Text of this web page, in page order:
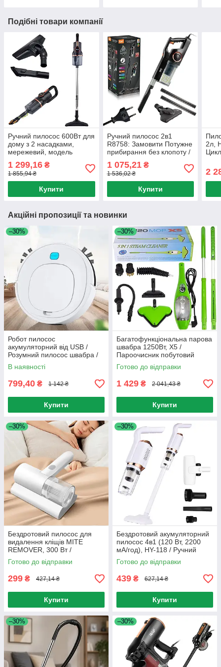
Подібні товари компанії
Ручний пилосос 600Вт для
дому з 2 насадками,
мережевий, модель
пилосос без мішка
1 299,16 ₴
1 855,94 ₴
Купити
Ручний пилосос 2в1
R8758: Замовити Потужне
прибирання без клопоту /
провідний / Пилосос без
мішка
1 075,21₴
1 536,02 ₴
Купити
2л,
2
Акційні пропозиції та новинки
–30%
Робот пилосос
акумуляторний від USB /
Розумний пилосос швабра /
Робот-прибиральник для
дому
В наявності
799,40 ₴ 1 142 ₴
Купити
–30%
Багатофункціональна парова
швабра 1250Вт, X5 /
Пароочисник побутовий
універсальний / Парова
швабра
Готово до відправки
1 429 ₴ 2 041,43 ₴
Купити
–30%
Бездротовий пилосос для
видалення кліщів MITE
REMOVER, 300 Вт /
Акумуляторний пилосос
Готово до відправки
299 ₴ 427,14 ₴
Купити
–30%
Бездротовий акумуляторний
пилосос 4в1 (120 Вт, 2200
мА/год), HY-118 / Ручний
пилосос від акумулятора
Готово до відправки
439 ₴ 627,14 ₴
Купити
–30% –30%